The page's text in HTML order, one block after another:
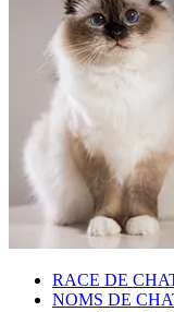
RACE DE
NOMS DE